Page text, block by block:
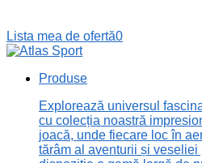
Lista mea de ofertă0
Produse
Explorează universul
cu colecția noastră
joacă, unde fiecare loc în
tărâm al aventurii și